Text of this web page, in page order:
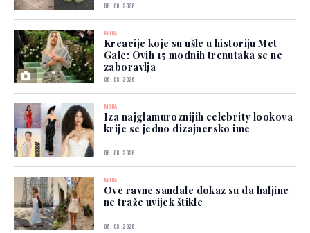
06. 08. 2026.
MODA
Kreacije koje su ušle u historiju Met
Gale: Ovih 15 modnih trenutaka se ne
zaboravlja
06. 08. 2026.
MODA
Iza najglamuroznijih celebrity lookova
krije se jedno dizajnersko ime
06. 08. 2026.
MODA
Ove ravne sandale dokaz su da haljine
ne traže uvijek štikle
06. 08. 2026.